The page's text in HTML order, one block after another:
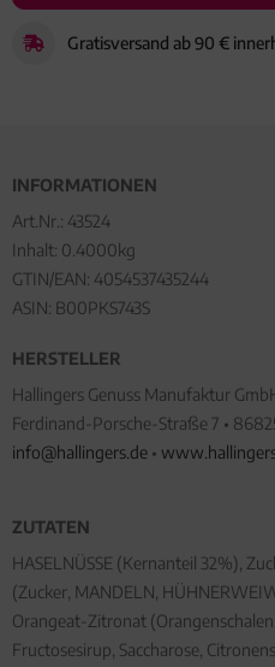
Gratisversand ab 90 €
INFORMATIONEN
Art.Nr.: 43524
Inhalt: 0.4000kg
GTIN/EAN: 4054537435244
ASIN: B00PKS743S
HERSTELLER
Hallingers Genuss Manufaktur
Ferdinand-Porsche-Straße 7 •
info@hallingers.de •
ZUTATEN
HASELNÜSSE (Kernanteil 32%),
(Zucker, MANDELN,
Orangeat-Zitronat
Fructosesirup, Saccharose,